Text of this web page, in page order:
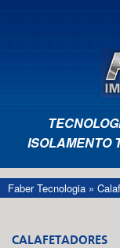
ISOLAMENTO
Faber Tecnologia »
CALAFETADORES